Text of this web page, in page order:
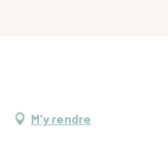
M'y rendre